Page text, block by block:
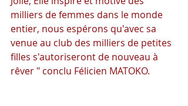
milliers de femmes dans le monde
entier, nous espérons qu'avec sa
venue au club des milliers de petites
filles s'autoriseront de nouveau à
rêver " conclu Félicien MATOKO.